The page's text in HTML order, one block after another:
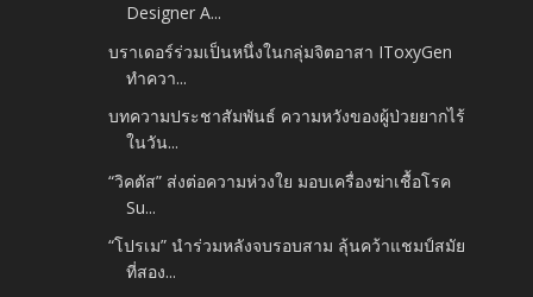
Designer A...
บราเดอร์ร่วมเป็นหนึ่งในกลุ่มจิตอาสา IToxyGen
ทำควา...
บทความประชาสัมพันธ์ ความหวังของผู้ป่วยยากไร้
ในวัน...
“วิคตัส” ส่งต่อความห่วงใย มอบเครื่องฆ่าเชื้อโรค
Su...
“โปรเม” นำร่วมหลังจบรอบสาม ลุ้นคว้าแชมป์สมัย
ที่สอง...